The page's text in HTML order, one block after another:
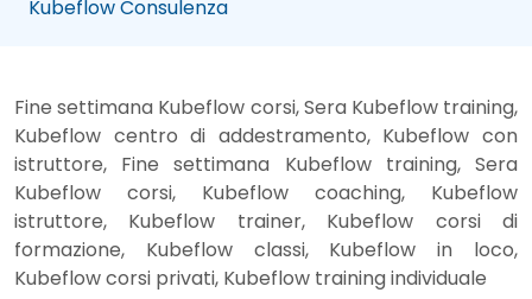
Kubeflow Consulenza
Fine settimana Kubeflow corsi, Sera Kubeflow training,
Kubeflow centro di addestramento, Kubeflow con
istruttore, Fine settimana Kubeflow training, Sera
Kubeflow corsi, Kubeflow coaching, Kubeflow
istruttore, Kubeflow trainer, Kubeflow corsi di
formazione, Kubeflow classi, Kubeflow in loco,
Kubeflow corsi privati, Kubeflow training individuale